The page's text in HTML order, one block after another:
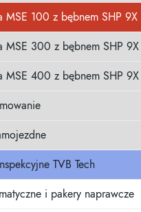
MSE 100 z bębnem SHP 9X
MSE 300 z bębnem SHP 9X
MSE 400 z bębnem SHP 9X
TVB Tech
i pakery naprawcze